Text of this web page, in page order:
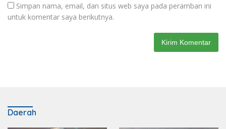
Simpan nama, email, dan situs web saya pada peramban ini
untuk komentar saya berikutnya.
Daerah